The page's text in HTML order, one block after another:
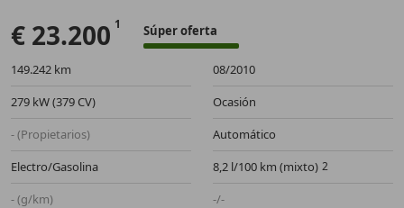
€ 23.200 Súper oferta
149.242 km
08/2010
279 kW (379 CV)
Ocasión
- (Propietarios)
Automático
Electro/Gasolina
8,2 l/100 km (mixto)
- (g/km)
-/-